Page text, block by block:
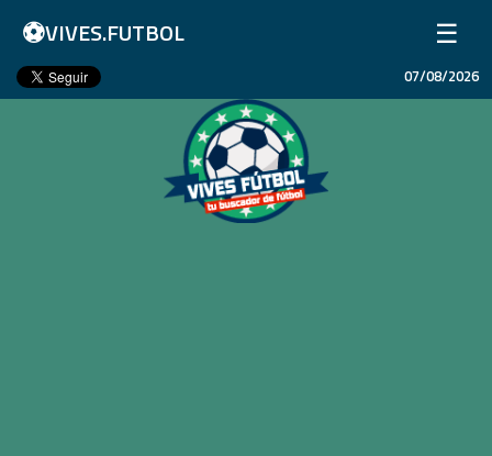
⚽VIVES.FUTBOL ☰
Inicio
07/08/2026